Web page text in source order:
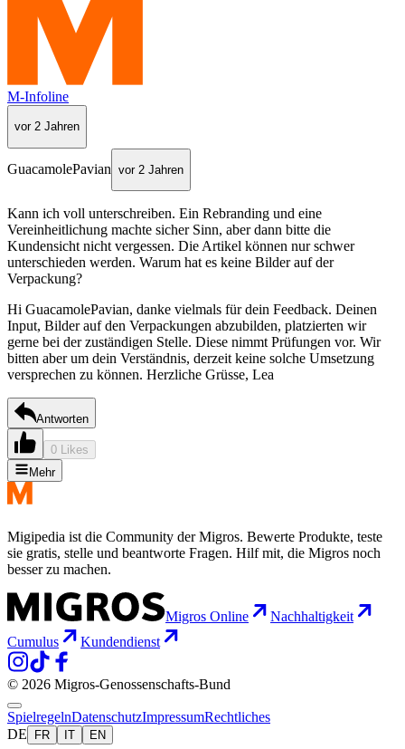
M-Infoline
vor 2 Jahren
GuacamolePavian vor 2 Jahren
Kann ich voll unterschreiben. Ein Rebranding und eine
Vereinheitlichung machte sicher Sinn, aber dann bitte die
Kundensicht nicht vergessen. Die Artikel können nur schwer
unterschieden werden. Warum hat es keine Bilder auf der
Verpackung?
Hi GuacamolePavian, danke vielmals für dein Feedback. Deinen
Input, Bilder auf den Verpackungen abzubilden, platzierten wir
gerne bei der zuständigen Stelle. Diese nimmt Prüfungen vor. Wir
bitten aber um dein Verständnis, derzeit keine solche Umsetzung
versprechen zu können. Herzliche Grüsse, Lea
Antworten
0 Likes
Mehr
Migipedia ist die Community der Migros. Bewerte Produkte, teste
sie gratis, stelle und beantworte Fragen. Hilf mit, die Migros noch
besser zu machen.
Migros Online
Nachhaltigkeit
Cumulus
Kundendienst
© 2026 Migros-Genossenschafts-Bund
SpielregelnDatenschutzImpressumRechtliches
DE
FR IT EN